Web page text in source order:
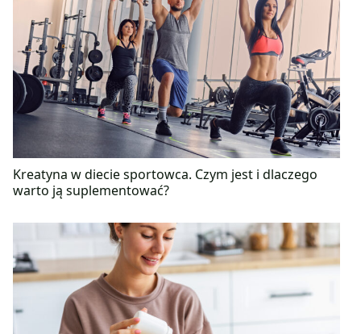
Kreatyna w diecie sportowca. Czym jest i dlaczego
warto ją suplementować?